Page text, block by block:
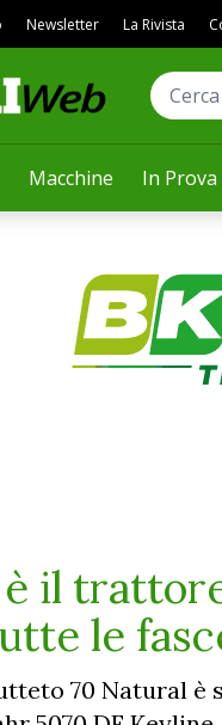
Macchine In Prova
Newsletter La Rivista
il
le
70 Natural è